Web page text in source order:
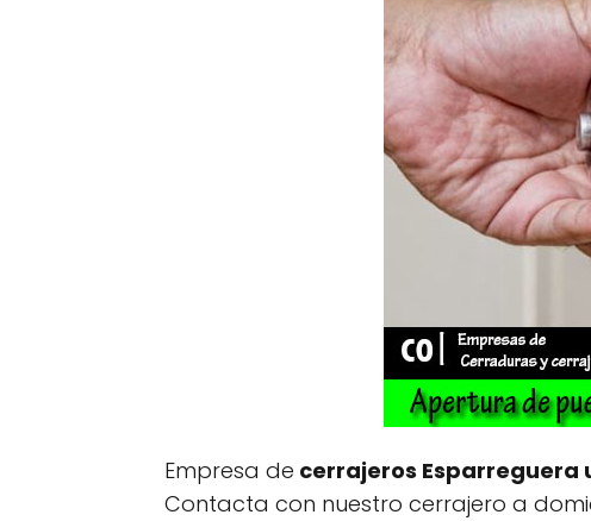
Empresa de cerrajeros Esparreguera
Contacta con nuestro cerrajero a